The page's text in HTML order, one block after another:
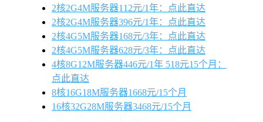
2核2G4M服务器112元/1年：点此直达
2核2G4M服务器396元/1年：点此直达
2核4G5M服务器168元/3年：点此直达
2核4G5M服务器628元/3年：点此直达
4核8G12M服务器446元/1年 518元15个月：
点此直达
8核16G18M服务器1668元/15个月
16核32G28M服务器3468元/15个月